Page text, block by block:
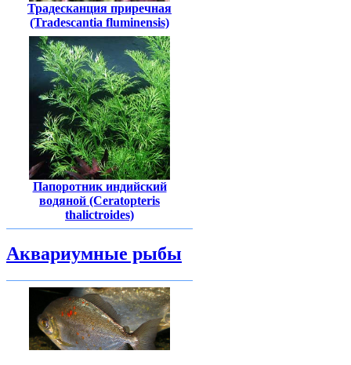
Традесканция приречная
(Tradescantia fluminensis)
Папоротник индийский
водяной (Ceratopteris
thalictroides)
Аквариумные рыбы